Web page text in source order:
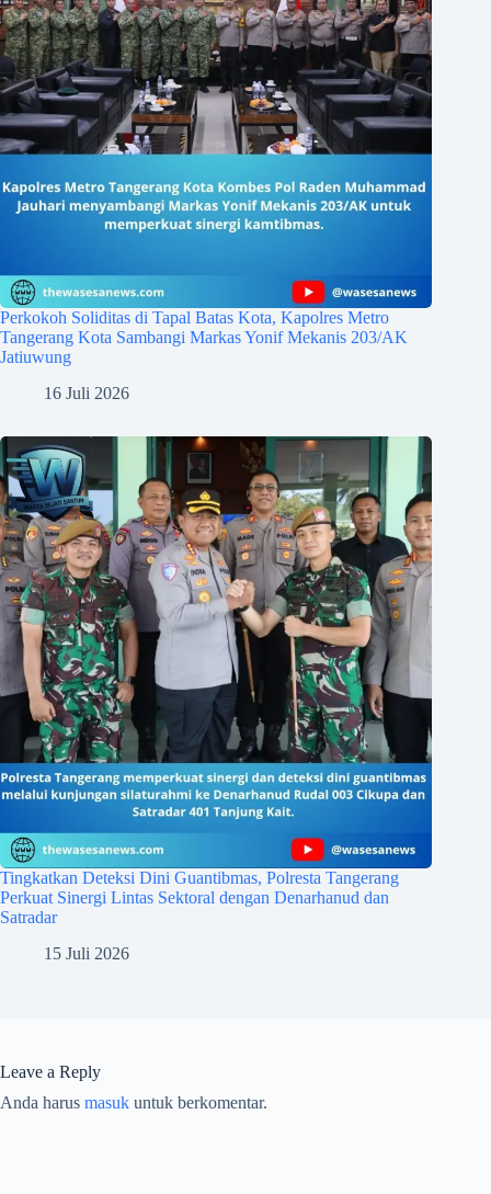
Perkokoh Soliditas di Tapal Batas Kota, Kapolres Metro
Tangerang Kota Sambangi Markas Yonif Mekanis 203/AK
Jatiuwung
16 Juli 2026
Tingkatkan Deteksi Dini Guantibmas, Polresta Tangerang
Perkuat Sinergi Lintas Sektoral dengan Denarhanud dan
Satradar
15 Juli 2026
Leave a Reply
Anda harus masuk untuk berkomentar.